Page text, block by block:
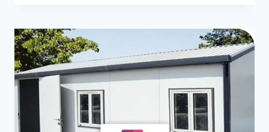
ت
0550236381
غرفة
توسعة
خارجية
في
الطائف